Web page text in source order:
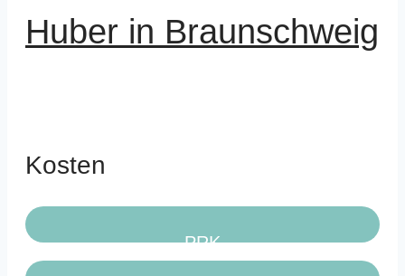
Huber in Braunschweig
Kosten
PRK